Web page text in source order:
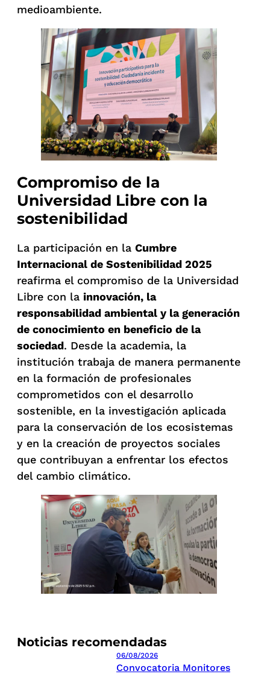
Noticias recomendadas
06/08/2026
Convocatoria Monitores
medioambiente.
Compromiso de la
Universidad Libre con la
sostenibilidad
La participación en la Cumbre
Internacional de Sostenibilidad 2025
reafirma el compromiso de la Universidad
Libre con la innovación, la
responsabilidad ambiental y la generación
de conocimiento en beneficio de la
sociedad. Desde la academia, la
institución trabaja de manera permanente
en la formación de profesionales
comprometidos con el desarrollo
sostenible, en la investigación aplicada
para la conservación de los ecosistemas
y en la creación de proyectos sociales
que contribuyan a enfrentar los efectos
del cambio climático.